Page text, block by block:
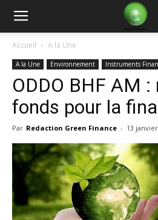
Green
Finance
Accueil A la Une
A la Une Environnement Instruments
ODDO BHF AM :
fonds pour la
Par Redaction Green Finance - 13